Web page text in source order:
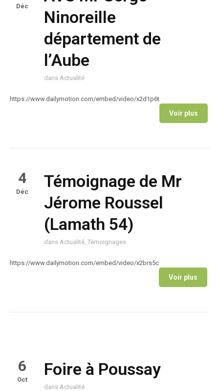
Déc
Ninoreille
département de
l’Aube
dans Actualité
https://www.dailymotion.com/embed/video/x2d1p6t
Voir plus
4
Déc
Témoignage de Mr
Jérome Roussel
(Lamath 54)
dans Actualité, Témoignages
https://www.dailymotion.com/embed/video/x2brs5c
Voir plus
6
Oct
Foire à Poussay
dans Actualité